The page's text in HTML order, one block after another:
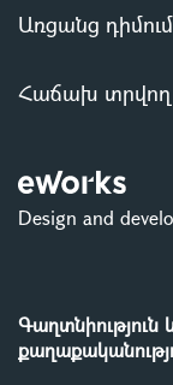
Առցանց դիմում
Հաճախ տրվող
Design and
Գաղտնիություն